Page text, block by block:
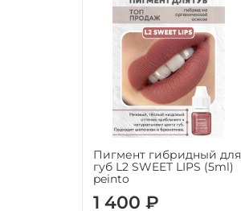
Пигмент гибридный для
губ L2 SWEET LIPS (5ml)
peinto
1 400 ₽